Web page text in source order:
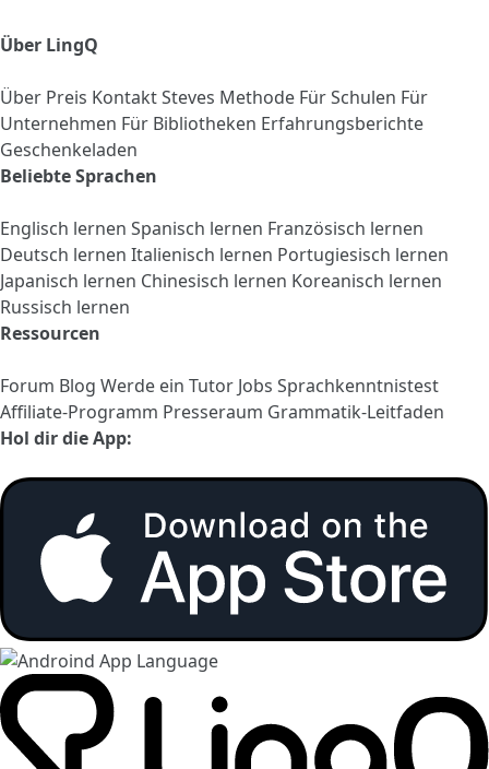
Über LingQ
Über Preis KontaktSteves Methode Für Schulen Für
Unternehmen Für Bibliotheken Erfahrungsberichte
Geschenkeladen
Beliebte Sprachen
Englisch lernen Spanisch lernen Französisch lernen
Deutsch lernen Italienisch lernen Portugiesisch lernen
Japanisch lernen Chinesisch lernen Koreanisch lernen
Russisch lernen
Ressourcen
Forum Blog Werde ein Tutor Jobs Sprachkenntnistest
Affiliate-Programm Presseraum Grammatik-Leitfaden
Hol dir die App: